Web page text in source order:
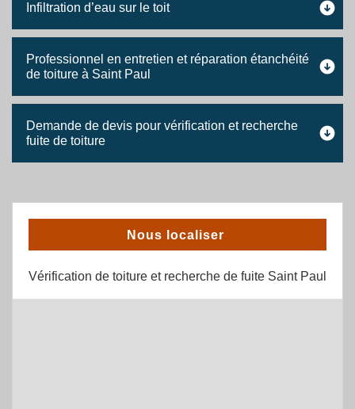
Infiltration d’eau sur le toit
Professionnel en entretien et réparation étanchéité
de toiture à Saint Paul
Demande de devis pour vérification et recherche
fuite de toiture
Nous localiser
Vérification de toiture et recherche de fuite Saint Paul